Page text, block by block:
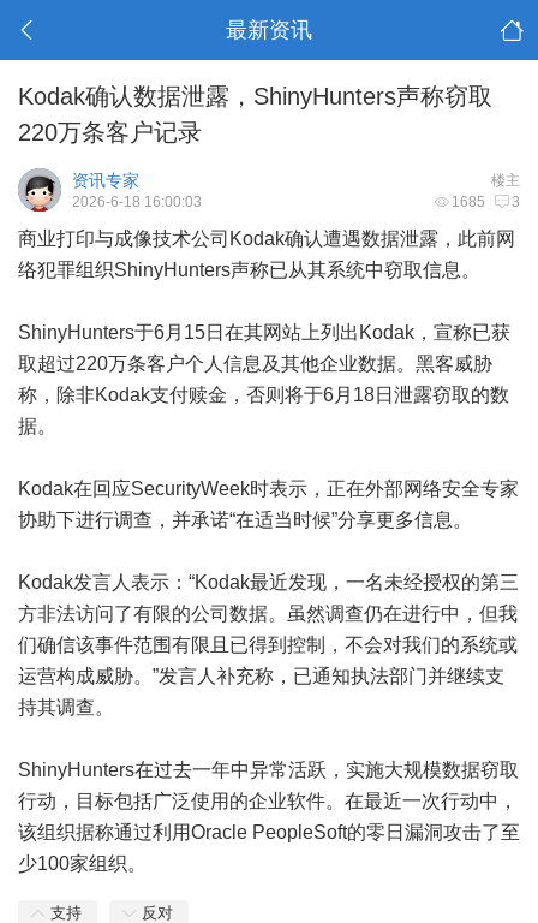
最新资讯
Kodak确认数据泄露，ShinyHunters声称窃取
220万条客户记录
楼主
资讯专家
1685 3
2026-6-18 16:00:03
商业打印与成像技术公司Kodak确认遭遇数据泄露，此前网
络犯罪组织ShinyHunters声称已从其系统中窃取信息。
ShinyHunters于6月15日在其网站上列出Kodak，宣称已获
取超过220万条客户个人信息及其他企业数据。黑客威胁
称，除非Kodak支付赎金，否则将于6月18日泄露窃取的数
据。
Kodak在回应SecurityWeek时表示，正在外部网络安全专家
协助下进行调查，并承诺“在适当时候”分享更多信息。
Kodak发言人表示：“Kodak最近发现，一名未经授权的第三
方非法访问了有限的公司数据。虽然调查仍在进行中，但我
们确信该事件范围有限且已得到控制，不会对我们的系统或
运营构成威胁。”发言人补充称，已通知执法部门并继续支
持其调查。
ShinyHunters在过去一年中异常活跃，实施大规模数据窃取
行动，目标包括广泛使用的企业软件。在最近一次行动中，
该组织据称通过利用Oracle PeopleSoft的零日漏洞攻击了至
少100家组织。
支持 反对